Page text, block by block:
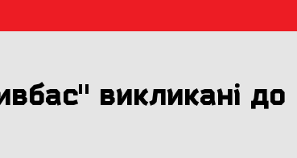
викликані до